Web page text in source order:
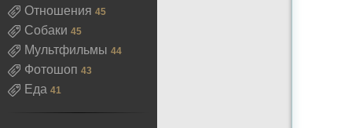
Отношения 45
Собаки 45
Мультфильмы 44
Фотошоп 43
Еда 41